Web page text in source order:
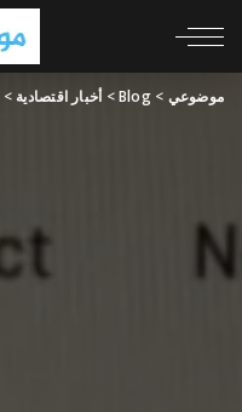
موضوعي >
Blog
> أخبار اقتصادية >